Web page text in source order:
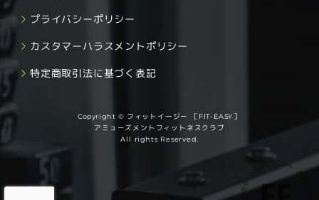
プライバシーポリシー
カスタマーハラスメントポリシー
特定商取引法に基づく表記
Copyright © フィットイージー ［FIT-EASY］
アミューズメントフィットネスクラブ
All rights Reserved.